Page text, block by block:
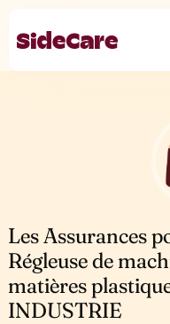
Les Assurances
Régleuse de
matières
INDUSTRIE